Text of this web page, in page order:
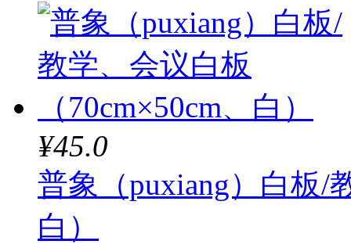
¥45.0
普象（puxiang）白板/
白）